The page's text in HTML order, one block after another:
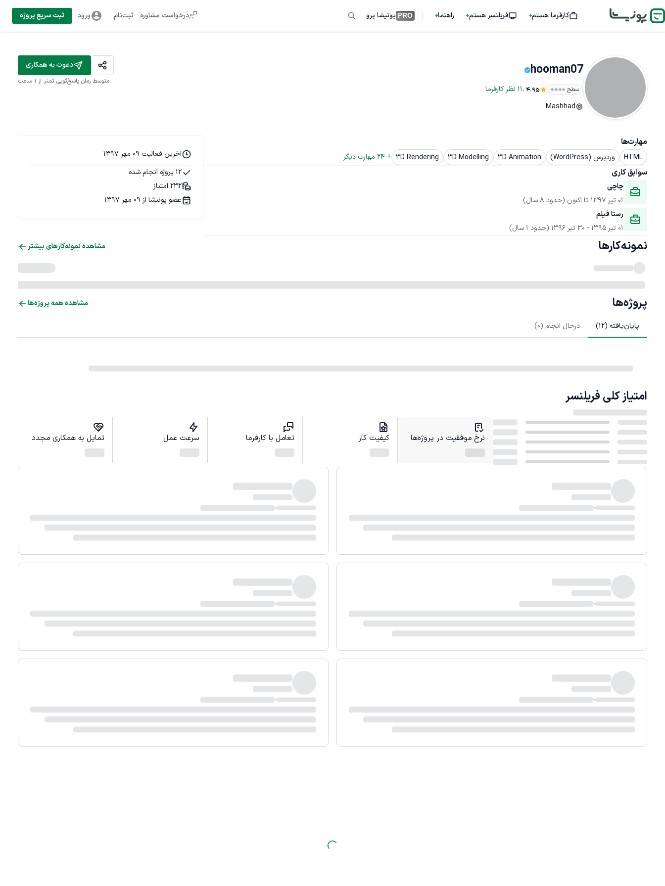
کارفرما هستم فریلنسر هستم راهنما PRO پونیشا پرو درخواست مشاوره ثبت‌نام ورود ثبت سریع پروژه
hooman07
سطح ۰ 4.95
.
11 نظر کارفرما
Mashhad
دعوت به همکاری
متوسط زمان پاسخ‌گویی کمتر از 1 ساعت
مهارت‌ها
HTML وردپرس (WordPress) 3D Animation
3D Modelling
3D Rendering
+
24 مهارت دیگر
سوابق کاری
چاچی
01 تیر 1397
تا اکنون (حدود 8 سال)
رستا فیلم
01 تیر 1395
- 30 تیر 1396 (حدود 1 سال)
آخرین فعالیت 09 مهر 1397
12 پروژه انجام شده
232 امتیاز
عضو پونیشا از 09 مهر 1397
نمونه‌کارها مشاهده نمونه‌کارهای بیشتر
پروژه‌ها مشاهده همه پروژه‌ها
پایان‌یافته (12
) درحال انجام (0
)
امتیاز کلی فریلنسر
نرخ موفقیت در پروژه‌ها کیفیت کار تعامل با کارفرما سرعت عمل تمایل به همکاری مجدد